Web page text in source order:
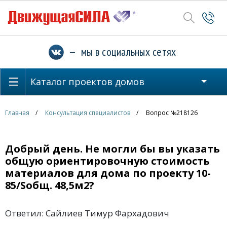
— мы в социальных сетях
Каталог проектов домов
Главная Консультация специалистов Вопрос №218126
Добрый день. Не могли бы вы указать
общую ориентировочную стоимость
материалов для дома по проекту 10-
85/Sобщ. 48,5м2?
Ответил: Сайлиев Тимур Фархадович